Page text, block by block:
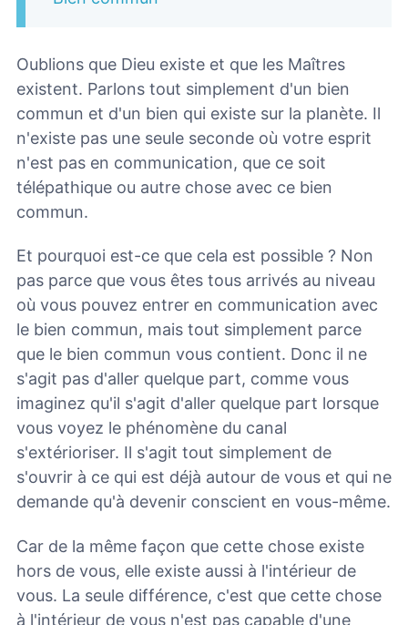
Oublions que Dieu existe et que les Maîtres
existent. Parlons tout simplement d'un bien
commun et d'un bien qui existe sur la planète. Il
n'existe pas une seule seconde où votre esprit
n'est pas en communication, que ce soit
télépathique ou autre chose avec ce bien
commun.
Et pourquoi est-ce que cela est possible ? Non
pas parce que vous êtes tous arrivés au niveau
où vous pouvez entrer en communication avec
le bien commun, mais tout simplement parce
que le bien commun vous contient. Donc il ne
s'agit pas d'aller quelque part, comme vous
imaginez qu'il s'agit d'aller quelque part lorsque
vous voyez le phénomène du canal
s'extérioriser. Il s'agit tout simplement de
s'ouvrir à ce qui est déjà autour de vous et qui ne
demande qu'à devenir conscient en vous-même.
Car de la même façon que cette chose existe
hors de vous, elle existe aussi à l'intérieur de
vous. La seule différence, c'est que cette chose
à l'intérieur de vous n'est pas capable d'une